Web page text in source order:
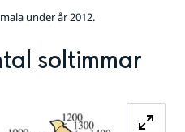
under år 2012.
soltimmar